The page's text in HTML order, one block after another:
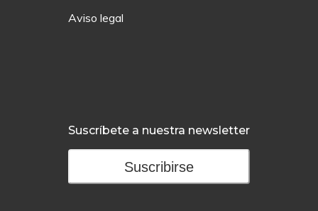
Aviso legal
Suscríbete a nuestra newsletter
Suscribirse